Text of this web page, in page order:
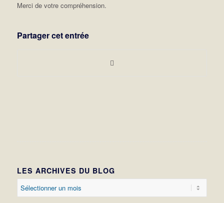
Merci de votre compréhension.
Partager cet entrée
LES ARCHIVES DU BLOG